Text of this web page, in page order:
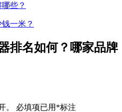
些？
一米？
排名如何？哪家品牌
。 必填项已用 *标注